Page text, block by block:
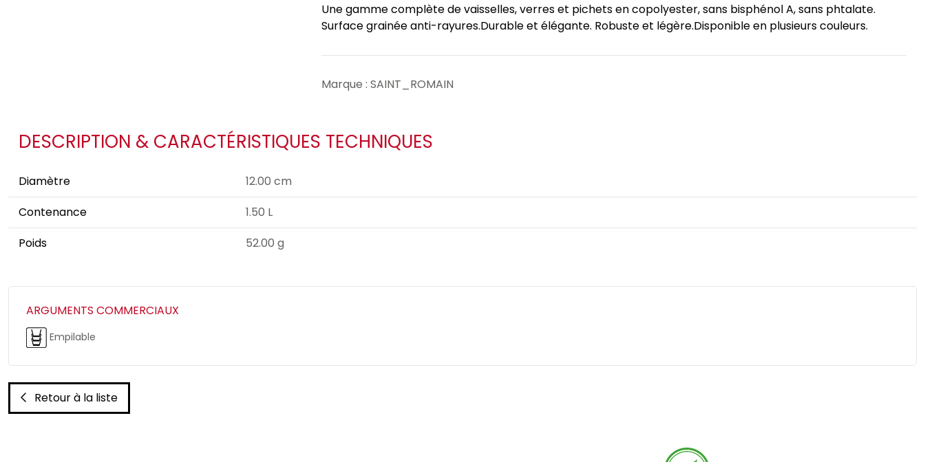
Une gamme complète de vaisselles, verres et pichets en copolyester, sans bisphénol A, sans phtalate.
Surface grainée anti-rayures.Durable et élégante. Robuste et légère.Disponible en plusieurs couleurs.
Marque : SAINT_ROMAIN
DESCRIPTION & CARACTÉRISTIQUES TECHNIQUES
Diamètre
12.00 cm
Contenance
1.50 L
Poids
52.00 g
ARGUMENTS COMMERCIAUX
Empilable
Retour à la liste